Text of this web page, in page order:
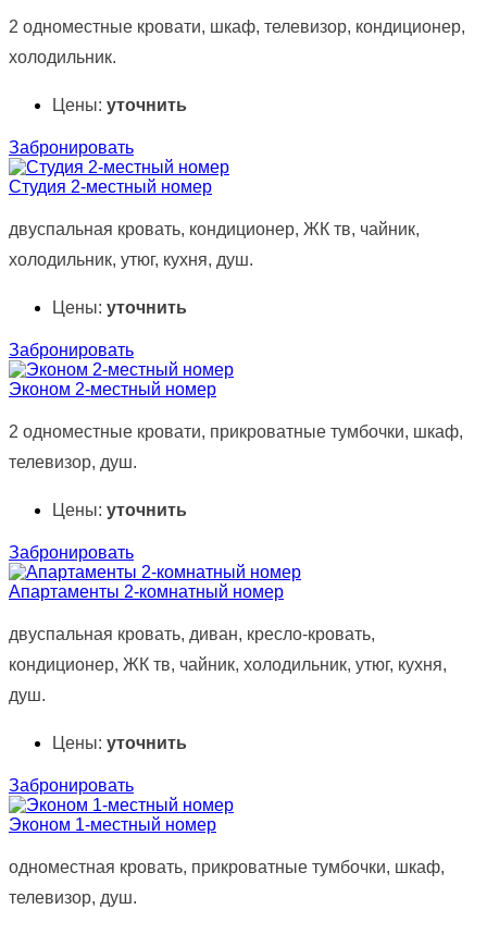
2 одноместные кровати, шкаф, телевизор, кондиционер,
холодильник.
Цены: уточнить
Забронировать
Студия 2-местный номер
двуспальная кровать, кондиционер, ЖК тв, чайник,
холодильник, утюг, кухня, душ.
Цены: уточнить
Забронировать
Эконом 2-местный номер
2 одноместные кровати, прикроватные тумбочки, шкаф,
телевизор, душ.
Цены: уточнить
Забронировать
Апартаменты 2-комнатный номер
двуспальная кровать, диван, кресло-кровать,
кондиционер, ЖК тв, чайник, холодильник, утюг, кухня,
душ.
Цены: уточнить
Забронировать
Эконом 1-местный номер
одноместная кровать, прикроватные тумбочки, шкаф,
телевизор, душ.